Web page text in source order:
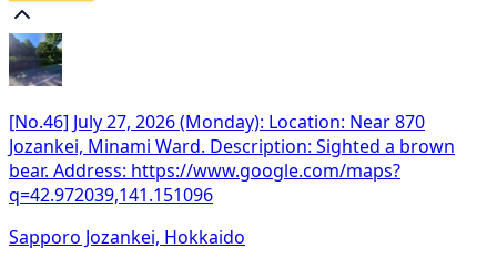
[No.46] July 27, 2026 (Monday): Location: Near 870
Jozankei, Minami Ward. Description: Sighted a brown
bear. Address: https://www.google.com/maps?
q=42.972039,141.151096
Sapporo Jozankei, Hokkaido